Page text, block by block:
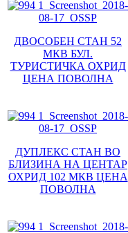
ДВОСОБЕН СТАН 52
МКВ БУЛ.
ТУРИСТИЧКА ОХРИД
ЦЕНА ПОВОЛНА
ДУПЛЕКС СТАН ВО
БЛИЗИНА НА ЦЕНТАР
ОХРИД 102 МКВ ЦЕНА
ПОВОЛНА